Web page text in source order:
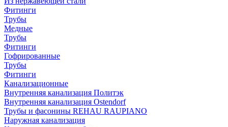
Фитинги
Трубы
Медные
Трубы
Фитинги
Гофрированные
Трубы
Фитинги
Канализационные
Внутренняя канализация Политэк
Внутренняя канализация Ostendorf
Трубы и фасонины REHAU RAUPIANO
Наружная канализация